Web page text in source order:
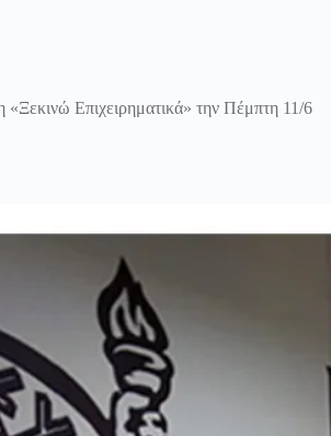
Επιχειρηματικά» την Πέμπτη 11/6